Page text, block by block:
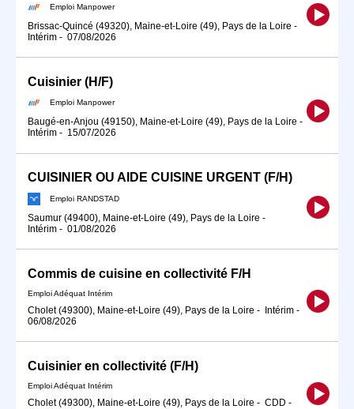
Emploi Manpower
Brissac-Quincé (49320), Maine-et-Loire (49), Pays de la Loire -
Intérim - 07/08/2026
Cuisinier (H/F)
Emploi Manpower
Baugé-en-Anjou (49150), Maine-et-Loire (49), Pays de la Loire -
Intérim - 15/07/2026
CUISINIER OU AIDE CUISINE URGENT (F/H)
Emploi RANDSTAD
Saumur (49400), Maine-et-Loire (49), Pays de la Loire -
Intérim - 01/08/2026
Commis de cuisine en collectivité F/H
Emploi Adéquat Intérim
Cholet (49300), Maine-et-Loire (49), Pays de la Loire - Intérim -
06/08/2026
Cuisinier en collectivité (F/H)
Emploi Adéquat Intérim
Cholet (49300), Maine-et-Loire (49), Pays de la Loire - CDD -